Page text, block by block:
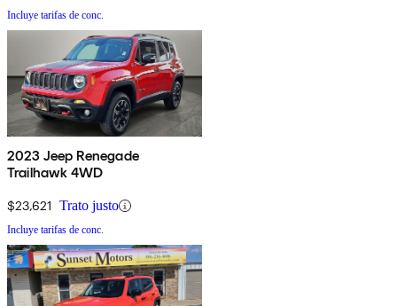
Incluye tarifas de conc.
2023 Jeep Renegade
Trailhawk 4WD
$23,621 Trato justo
Incluye tarifas de conc.